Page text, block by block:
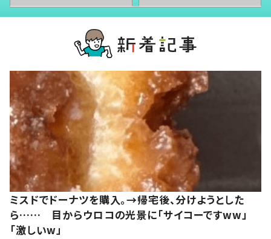
ミスドでドーナツを購入。→帰宅後、分けようとした
ら…… 目からウロコの光景に「サイコーですww」
「激しいw」